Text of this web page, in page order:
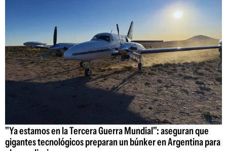
"Ya estamos en la Tercera Guerra Mundial": aseguran que
gigantes tecnológicos preparan un búnker en Argentina para